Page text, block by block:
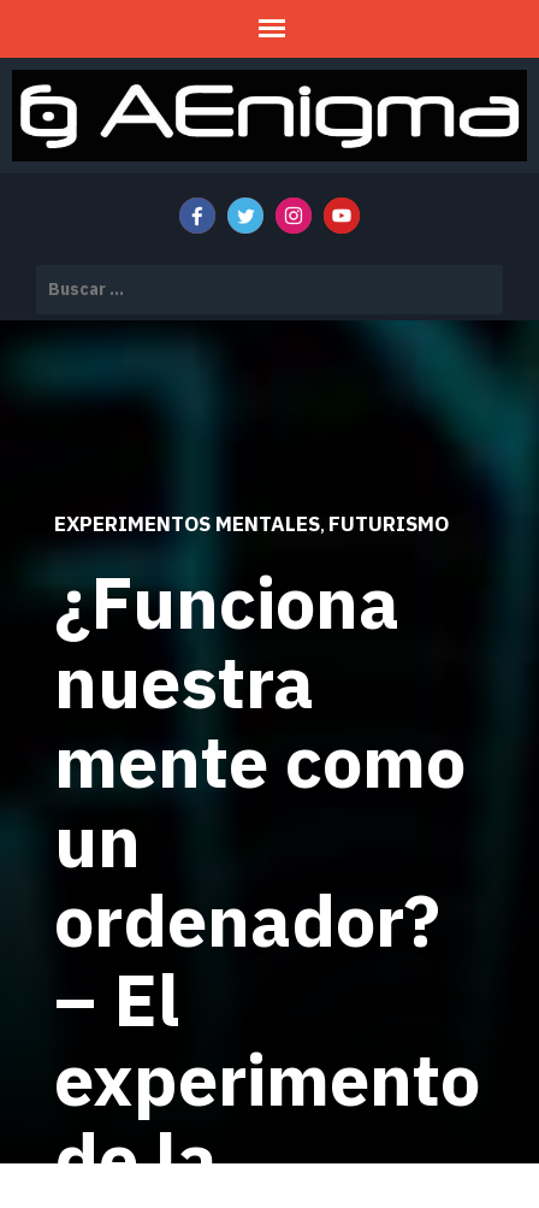
EXPERIMENTOS MENTALES, FUTURISMO
¿Funciona
nuestra
mente como
un
ordenador?
– El
experimento
de la